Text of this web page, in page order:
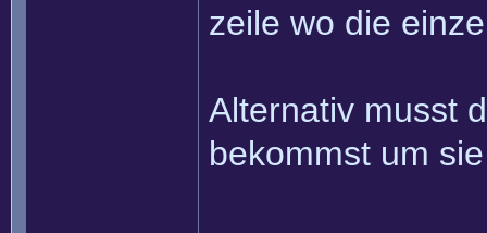
zeile wo die
Alternativ musst
bekommst um